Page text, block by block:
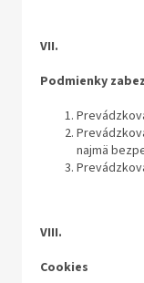
VII.
Podmienky
najmä
VIII.
Cookies